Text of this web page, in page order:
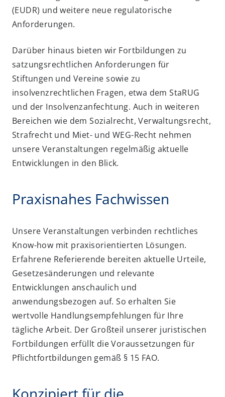
(EUDR) und weitere neue regulatorische
Anforderungen.
Darüber hinaus bieten wir Fortbildungen zu
satzungsrechtlichen Anforderungen für
Stiftungen und Vereine sowie zu
insolvenzrechtlichen Fragen, etwa dem StaRUG
und der Insolvenzanfechtung. Auch in weiteren
Bereichen wie dem Sozialrecht, Verwaltungsrecht,
Strafrecht und Miet- und WEG-Recht nehmen
unsere Veranstaltungen regelmäßig aktuelle
Entwicklungen in den Blick.
Praxisnahes Fachwissen
Unsere Veranstaltungen verbinden rechtliches
Know-how mit praxisorientierten Lösungen.
Erfahrene Referierende bereiten aktuelle Urteile,
Gesetzesänderungen und relevante
Entwicklungen anschaulich und
anwendungsbezogen auf. So erhalten Sie
wertvolle Handlungsempfehlungen für Ihre
tägliche Arbeit. Der Großteil unserer juristischen
Fortbildungen erfüllt die Voraussetzungen für
Pflichtfortbildungen gemäß § 15 FAO.